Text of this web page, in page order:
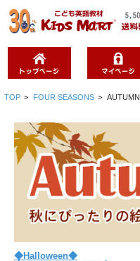
TOP > FOUR SEASONS > AUTUMN
◆Halloween◆